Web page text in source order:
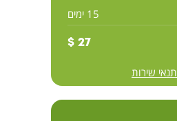
15 ימים
27 $
תנאי שירות